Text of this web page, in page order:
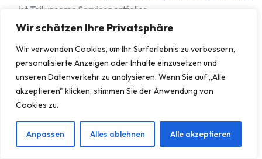
Wir schätzen Ihre Privatsphäre
Wir verwenden Cookies, um Ihr Surferlebnis zu verbessern,
personalisierte Anzeigen oder Inhalte einzusetzen und
unseren Datenverkehr zu analysieren. Wenn Sie auf „Alle
akzeptieren" klicken, stimmen Sie der Anwendung von
Cookies zu.
Anpassen Alles ablehnen Alle akzeptieren
ist Teil unseres Serviceportfolios.
**Moderne Technik:** Wir nutzen fortschrittliche
Fußbodenheizung Defekt effizient und zerstörungsarm zu
beheben.
**Kundenorientierung & Transparenz:** Wir legen Wert
auf offene Kommunikation, faire Preisgestaltung und
höchste Kundenzufriedenheit. Sie erhalten stets eine
detaillierte Aufschlüsselung der Leistungen und Kosten.